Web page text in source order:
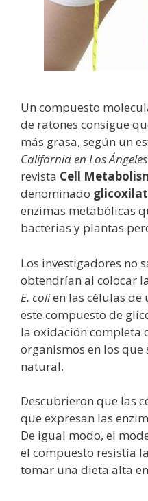
Un compuesto
de ratones consigue
más grasa, según un
California en Los Ángeles
revista Cell
denominado
enzimas metabólicas
bacterias y plantas
Los investigadores no
obtendrían al colocar
E. colien las células de
este compuesto de
la oxidación completa
organismos en los que
natural.
Descubrieron que las
que expresan las
De igual modo, el
el compuesto resistía
tomar una dieta alta